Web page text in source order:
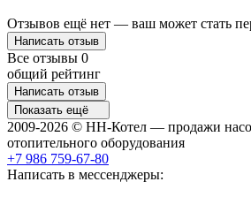
Отзывов ещё нет — ваш может стать
Написать отзыв
Все отзывы 0
общий рейтинг
Написать отзыв
Показать ещё
2009-2026 © НН-Котел — продажи
отопительного оборудования
+7 986 759-67-80
Написать в мессенджеры: